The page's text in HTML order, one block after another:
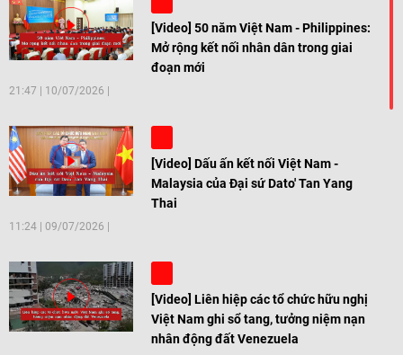
[Video] 50 năm Việt Nam - Philippines:
Mở rộng kết nối nhân dân trong giai
đoạn mới
21:47 10/07/2026
[Video] Dấu ấn kết nối Việt Nam -
Malaysia của Đại sứ Dato' Tan Yang
Thai
11:24 09/07/2026
[Video] Liên hiệp các tổ chức hữu nghị
Việt Nam ghi sổ tang, tưởng niệm nạn
nhân động đất Venezuela